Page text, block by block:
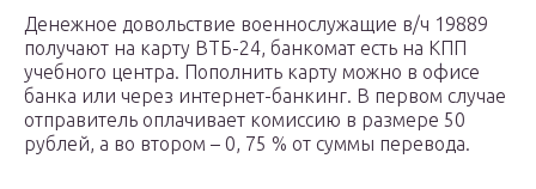
Денежное довольствие военнослужащие в/ч 19889
получают на карту ВТБ-24, банкомат есть на КПП
учебного центра. Пополнить карту можно в офисе
банка или через интернет-банкинг. В первом случае
отправитель оплачивает комиссию в размере 50
рублей, а во втором – 0, 75 % от суммы перевода.